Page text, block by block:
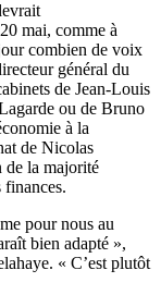
mai, comme à
combien de voix
général du
de Jean-Louis
ou de Bruno
à la
de Nicolas
de la majorité
finances.
pour nous au
bien adapté »,
« C’est plutôt